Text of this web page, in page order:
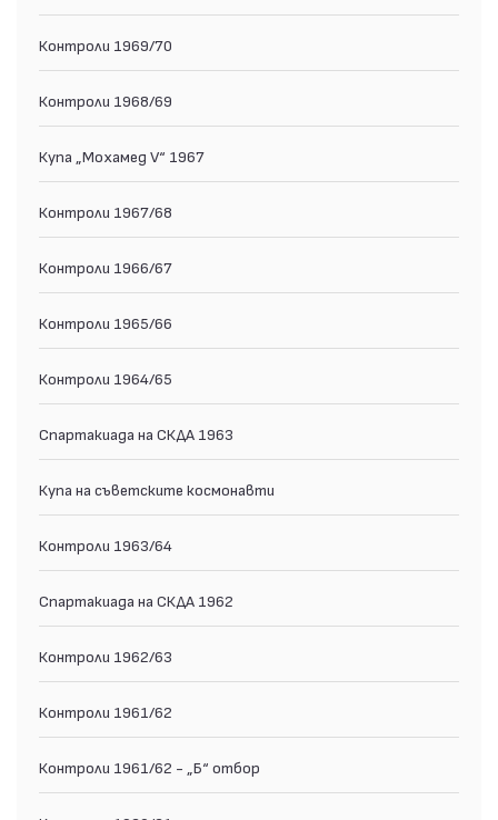
Контроли 1969/70
Контроли 1968/69
Купа „Мохамед V“ 1967
Контроли 1967/68
Контроли 1966/67
Контроли 1965/66
Контроли 1964/65
Спартакиада на СКДА 1963
Купа на съветските космонавти
Контроли 1963/64
Спартакиада на СКДА 1962
Контроли 1962/63
Контроли 1961/62
Контроли 1961/62 - „Б“ отбор